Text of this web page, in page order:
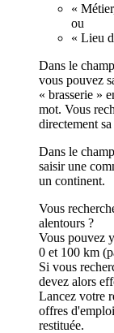
«
ou
« Lieu
Dans le
vous pouvez
« brasserie »
mot. Vous
directement
Dans le
saisir une
un continent.
Vous
alentours ?
Vous pouvez
0 et 100 km
Si vous
devez alors
Lancez votre
offres
restituée.